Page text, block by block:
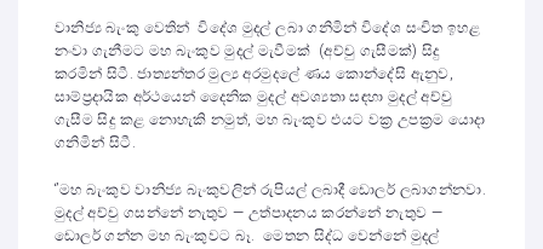
වානිජ්‍ය බැංකු වෙතින් විදේශ මුදල් ලබා ගනිමින් විදේශ සංචිත ඉහළ
නංවා ගැනීමට මහ බැංකුව මුදල් මැවීමක් (අච්චු ගැසීමක්) සිදු
කරමින් සිටී. ජාත්‍යන්තර මුල්‍ය අරමුදලේ ණය කොන්දේසි ඇනුව,
සාම්ප්‍රදායික අර්ථයෙන් දෛනික මුදල් අවශ්‍යතා සඳහා මුදල් අච්චු
ගැසීම සිදු කළ නොහැකි නමුත්, මහ බැංකුව එයට වක්‍ර උපක්‍රම යොදා
ගනිමින් සිටී.
‘’මහ බැංකුව වානිජ්‍ය බැංකුවලින් රුපියල් ලබාදී ඩොලර් ලබාගන්නවා.
මුදල් අච්චු ගසන්නේ නැතුව — උත්පාදනය කරන්නේ නැතුව —
ඩොලර් ගන්න මහ බැංකුවට බෑ. මෙතන සිද්ධ වෙන්නේ මුදල්